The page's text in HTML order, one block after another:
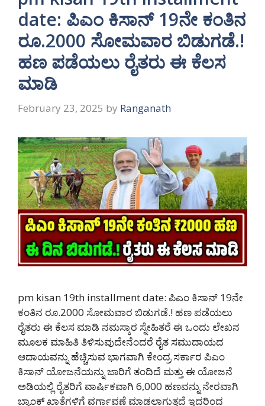
date: ಪಿಎಂ ಕಿಸಾನ್ 19ನೇ ಕಂತಿನ
ರೂ.2000 ಸೋಮವಾರ ಬಿಡುಗಡೆ.!
ಹಣ ಪಡೆಯಲು ರೈತರು ಈ ಕೆಲಸ
ಮಾಡಿ
February 23, 2025 by Ranganath
pm kisan 19th installment date: ಪಿಎಂ ಕಿಸಾನ್ 19ನೇ
ಕಂತಿನ ರೂ.2000 ಸೋಮವಾರ ಬಿಡುಗಡೆ.! ಹಣ ಪಡೆಯಲು
ರೈತರು ಈ ಕೆಲಸ ಮಾಡಿ ನಮಸ್ಕಾರ ಸ್ನೇಹಿತರೆ ಈ ಒಂದು ಲೇಖನ
ಮೂಲಕ ಮಾಹಿತಿ ತಿಳಿಸುವುದೇನೆಂದರೆ ರೈತ ಸಮುದಾಯದ
ಆದಾಯವನ್ನು ಹೆಚ್ಚಿಸುವ ಭಾಗವಾಗಿ ಕೇಂದ್ರ ಸರ್ಕಾರ ಪಿಎಂ
ಕಿಸಾನ್ ಯೋಜನೆಯನ್ನು ಜಾರಿಗೆ ತಂದಿದೆ ಮತ್ತು ಈ ಯೋಜನೆ
ಅಡಿಯಲ್ಲಿ ರೈತರಿಗೆ ವಾರ್ಷಿಕವಾಗಿ 6,000 ಹಣವನ್ನು ನೇರವಾಗಿ
ಬ್ಯಾಂಕ್ ಖಾತೆಗಳಿಗೆ ವರ್ಗಾವಣೆ ಮಾಡಲಾಗುತ್ತದೆ ಇದರಿಂದ